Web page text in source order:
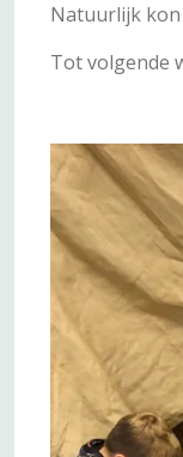
Natuurlijk
Totvolgende